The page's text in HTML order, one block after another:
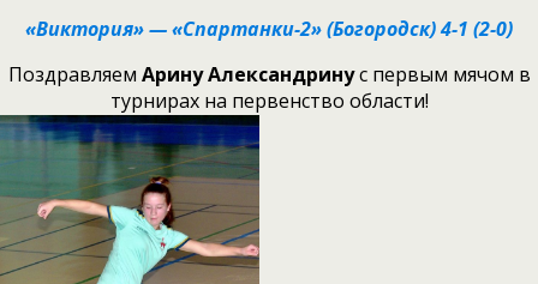
«Виктория» — «Спартанки-2» (Богородск) 4-1 (2-0)
Поздравляем Арину Александринус первым мячом в
турнирах на первенство области!